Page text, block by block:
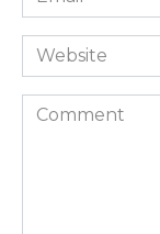
*
Website
Comment